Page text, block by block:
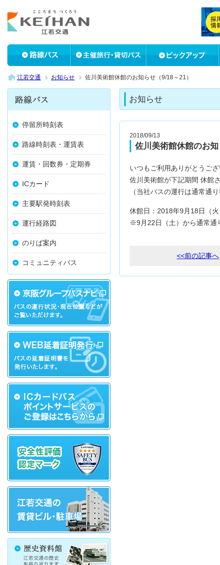
江若交通 お知らせ 佐川美術館休館のお知らせ（9/18～21）
停留所時刻表
路線時刻表・運賃表
運賃・回数券・定期券
ICカード
主要駅発時刻表
運行経路図
のりば案内
コミュニティバス
お知らせ
2018/09/13
佐川美術館休館のお
いつもご利用ありがとうご
佐川美術館が下記期間 休館
（当社バスの運行は通常通
休館日：2018年9月18日（
※9月22日（土）から通常通
<<前の記事へ